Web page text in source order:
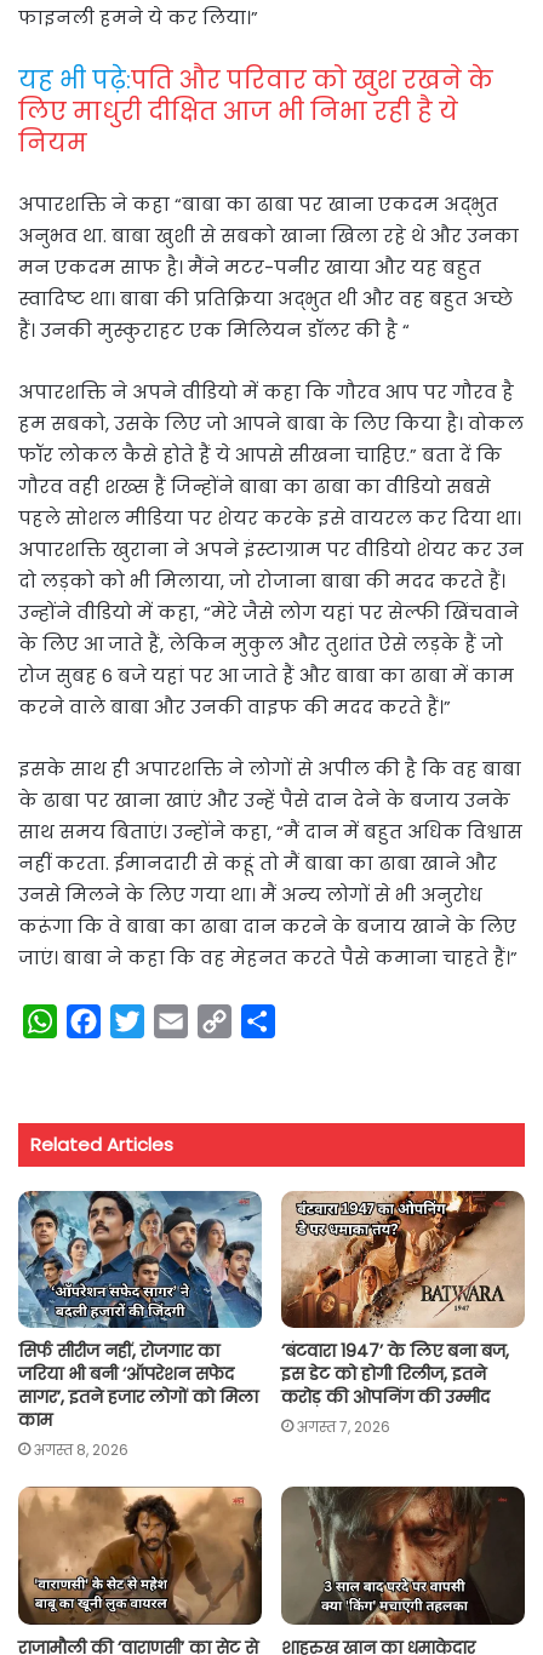
फाइनली हमने ये कर लिया।”
यह भी पढ़े:पति और परिवार को खुश रखने के
लिए माधुरी दीक्षित आज भी निभा रही है ये
नियम
अपारशक्ति ने कहा “बाबा का ढाबा पर खाना एकदम अद्भुत
अनुभव था. बाबा खुशी से सबको खाना खिला रहे थे और उनका
मन एकदम साफ है। मैंने मटर-पनीर खाया और यह बहुत
स्वादिष्ट था। बाबा की प्रतिक्रिया अद्भुत थी और वह बहुत अच्छे
हैं। उनकी मुस्कुराहट एक मिलियन डॉलर की है “
अपारशक्ति ने अपने वीडियो में कहा कि गौरव आप पर गौरव है
हम सबको, उसके लिए जो आपने बाबा के लिए किया है। वोकल
फॉर लोकल कैसे होते हैं ये आपसे सीखना चाहिए.” बता दें कि
गौरव वही शख्स हैं जिन्होंने बाबा का ढाबा का वीडियो सबसे
पहले सोशल मीडिया पर शेयर करके इसे वायरल कर दिया था।
अपारशक्ति खुराना ने अपने इंस्टाग्राम पर वीडियो शेयर कर उन
दो लड़को को भी मिलाया, जो रोजाना बाबा की मदद करते हैं।
उन्होंने वीडियो में कहा, “मेरे जैसे लोग यहां पर सेल्फी खिंचवाने
के लिए आ जाते हैं, लेकिन मुकुल और तुशांत ऐसे लड़के हैं जो
रोज सुबह 6 बजे यहां पर आ जाते हैं और बाबा का ढाबा में काम
करने वाले बाबा और उनकी वाइफ की मदद करते हैं।”
इसके साथ ही अपारशक्ति ने लोगों से अपील की है कि वह बाबा
के ढाबा पर खाना खाएं और उन्हें पैसे दान देने के बजाय उनके
साथ समय बिताएं। उन्होंने कहा, “मैं दान में बहुत अधिक विश्वास
नहीं करता. ईमानदारी से कहूं तो मैं बाबा का ढाबा खाने और
उनसे मिलने के लिए गया था। मैं अन्य लोगों से भी अनुरोध
करूंगा कि वे बाबा का ढाबा दान करने के बजाय खाने के लिए
जाएं। बाबा ने कहा कि वह मेहनत करते पैसे कमाना चाहते हैं।”
W
t
s
A
p
p
e
b
o
o
k
t
t
e
r
i
y
i
n
k
r
Related Articles
सिर्फ सीरीज नहीं, रोजगार का
जरिया भी बनी ‘ऑपरेशन सफेद
सागर’, इतने हजार लोगों को मिला
काम
अगस्त 8, 2026
‘बंटवारा 1947’ के लिए बना बज,
इस डेट को होगी रिलीज, इतने
करोड़ की ओपनिंग की उम्मीद
अगस्त 7, 2026
राजामौली की ‘वाराणसी’ का सेट से
शाहरुख खान का धमाकेदार